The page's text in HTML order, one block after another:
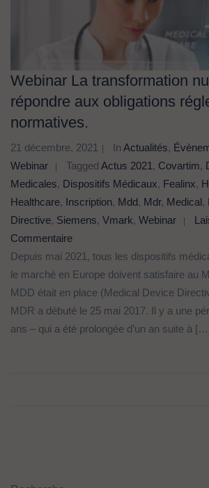
Webinar La transformation
répondre aux obligations
normatives.
21 décembre, 2021 In Actualités,
Webinar
Tagged Actus 2021 , Covartim,
Medicales, Dispositifs Médicaux, Fealinx,
Healthcare, Inscription, Mdd, Mdr, Medical,
Directive, Siemens, Vmark, Webinar
Commentaire
Depuis mai 2021, tous les dispositifs
le marché en Europe doivent satisfaire au
MDD était en place (Medical Device
MDR a débuté le 25 mai 2017. Il y a une
ans – qui a été prolongée d’un an suite à